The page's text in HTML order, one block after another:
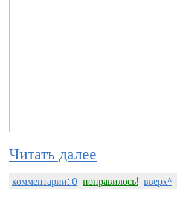
Читать далее
комментарии: 0 понравилось! вверх^